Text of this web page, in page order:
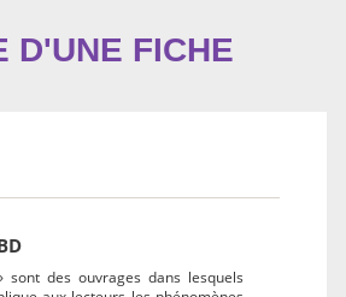
D'UNE FICHE
des ouvrages dans lesquels